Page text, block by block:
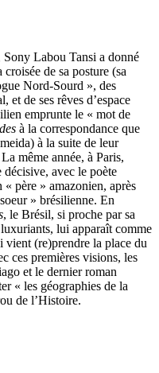
Sony Labou Tansi a donné
de sa posture (sa
Nord-Sourd », des
et de ses rêves d’espace
emprunte le « mot de
à la correspondance que
à la suite de leur
même année, à Paris,
avec le poète
père » amazonien, après
» brésilienne. En
, le Brésil, si proche par sa
lui apparaît comme
vient (re)prendre la place du
ces premières visions, les
et le dernier roman
« les géographies de la
de l’Histoire.